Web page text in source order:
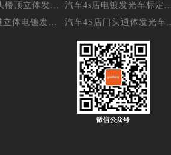
楼顶立体发...
汽车4s店电镀发光车标定...
体电镀发...
汽车4S店门头通体发光车...